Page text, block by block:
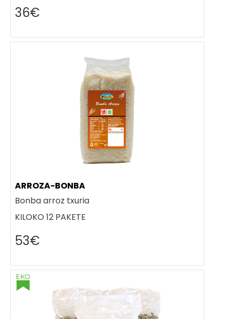
36€
ARROZA-BONBA
Bonba arroz txuria
KILOKO 12 PAKETE
53€